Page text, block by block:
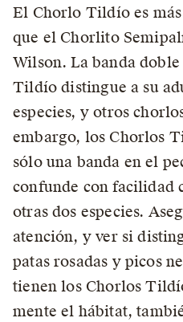
El Chorlo Tildío es
que el Chorlito
Wilson. La banda
Tildío distingue a su
especies, y otros
embargo, los Chorlos
sólo una banda en el
confunde con facilidad
otras dos especies.
atención, y ver si
patas rosadas y picos
tienen los Chorlos
mente el hábitat,